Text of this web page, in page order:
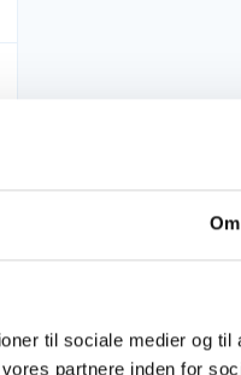
Om
til sociale medier og til
partnere inden for